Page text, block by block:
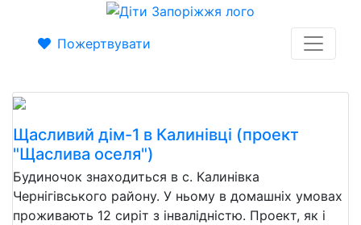
Пожертвувати
Щасливий дім-1 в Калинівці (проект
"Щаслива оселя")
Будиночок знаходиться в с. Калинівка
Чернігівського району. У ньому в домашніх умовах
проживають 12 сиріт з інвалідністю. Проект, як і